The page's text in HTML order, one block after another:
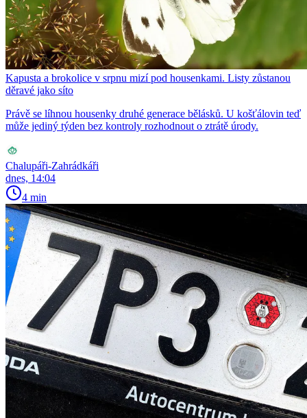
Kapusta a brokolice v srpnu mizí pod housenkami. Listy zůstanou
děravé jako síto
Právě se líhnou housenky druhé generace bělásků. U košťálovin teď
může jediný týden bez kontroly rozhodnout o ztrátě úrody.
Chalupáři-Zahrádkáři
dnes, 14:04
4 min